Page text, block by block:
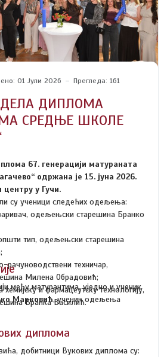
01 Јули 2026 Прегледа: 161
ДИПЛОМА
СРЕДЊЕ ШКОЛЕ
67. генерацији матураната
одржана је 15. јуна 2026.
центру у Гучи.
су ученици следећих одељења:
одељењски старешина Бранко
тип, одељењски старешина
рачуноводствени техничар,
Милена Обрадовић;
и фармацеутску технологију,
Бранка Василић.
међу матурантима, уједно и ученик
Марковић, ученик одељења
диплома
добитници Вукових диплома су: